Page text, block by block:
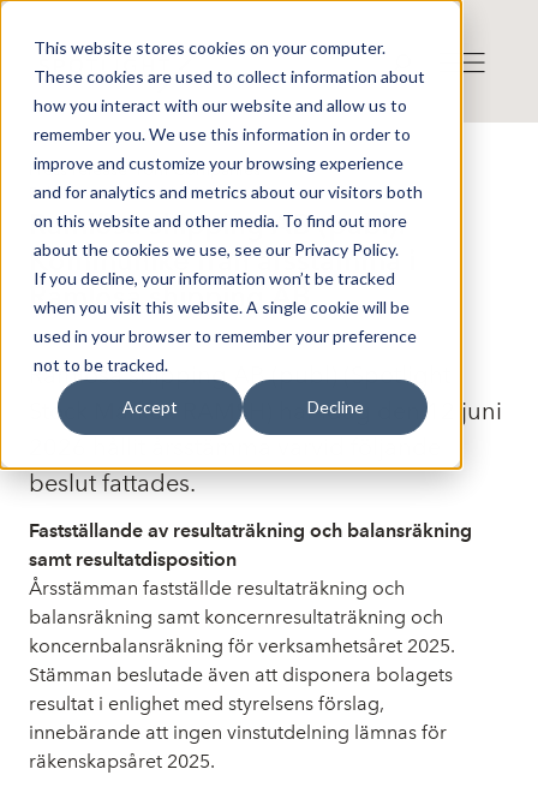
This website stores cookies on your computer.
These cookies are used to collect information about
how you interact with our website and allow us to
remember you. We use this information in order to
improve and customize your browsing experience
and for analytics and metrics about our visitors both
on this website and other media. To find out more
about the cookies we use, see our Privacy Policy.
If you decline, your information won’t be tracked
when you visit this website. A single cookie will be
used in your browser to remember your preference
not to be tracked.
Accept Decline
Press release from Companies
Publicerat: 2026-06-12 11:44:32
Ramlösa shipping AB (publ):
Kommuniké från årsstämma i
Ramlösa shipping AB
Ramlösa shipping AB (publ) (Spotlight
Stock Market: RAMSH) har idag den 12 juni
beslut fattades.
Fastställande av resultaträkning och balansräkning
samt resultatdisposition
Årsstämman fastställde resultaträkning och
balansräkning samt koncernresultaträkning och
koncernbalansräkning för verksamhetsåret 2025.
Stämman beslutade även att disponera bolagets
resultat i enlighet med styrelsens förslag,
innebärande att ingen vinstutdelning lämnas för
räkenskapsåret 2025.